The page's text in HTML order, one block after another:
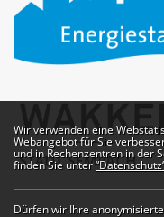
Webstatistik
Wir verwenden eine
Webangebot für Sie
und in Rechenzentren in der
finden Sie unter
Dürfen wir Ihre